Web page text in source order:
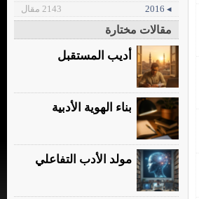
◂ 2016
2143 مقال
مقالات مختارة
أديب المستقبل
بناء الهوية الأدبية
مولد الأدب التفاعلي